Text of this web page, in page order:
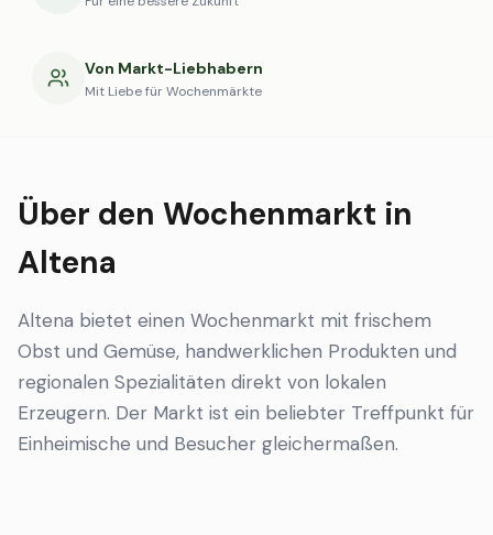
Von Markt-Liebhabern
Mit Liebe für Wochenmärkte
Über den Wochenmarkt in
Altena
Altena bietet einen Wochenmarkt mit frischem
Obst und Gemüse, handwerklichen Produkten und
regionalen Spezialitäten direkt von lokalen
Erzeugern. Der Markt ist ein beliebter Treffpunkt für
Einheimische und Besucher gleichermaßen.